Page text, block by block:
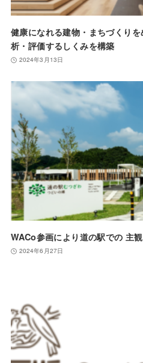
健康になれる建物・まちづくり
析・評価するしくみを構築
2024年3月13日
WACo参画により道の駅での 主
2024年6月27日